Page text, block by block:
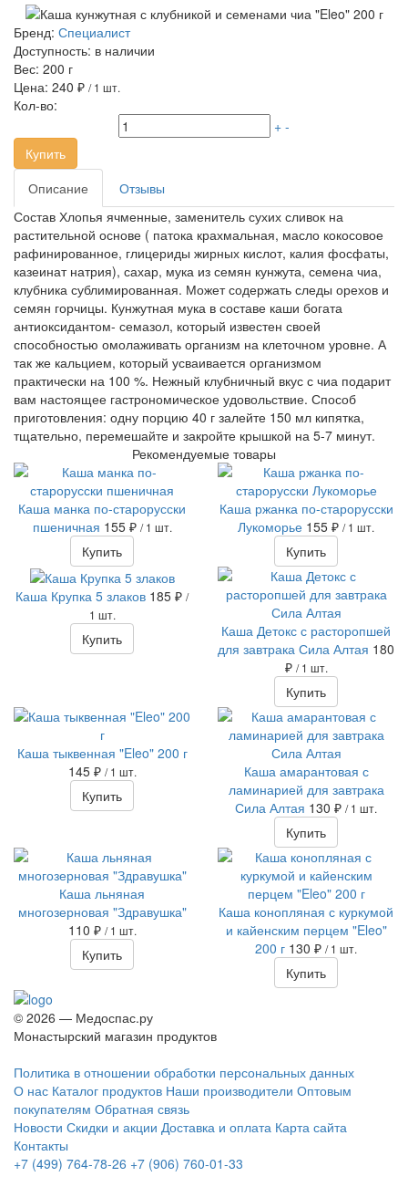
Бренд: Специалист
Доступность: в наличии
Вес: 200 г
Цена: 240 ₽ / 1 шт.
Кол-во:
+ -
Купить
Описание
Отзывы
Состав Хлопья ячменные, заменитель сухих сливок на
растительной основе ( патока крахмальная, масло кокосовое
рафинированное, глицериды жирных кислот, калия фосфаты,
казеинат натрия), сахар, мука из семян кунжута, семена чиа,
клубника сублимированная. Может содержать следы орехов и
семян горчицы. Кунжутная мука в составе каши богата
антиоксидантом- семазол, который известен своей
способностью омолаживать организм на клеточном уровне. А
так же кальцием, который усваивается организмом
практически на 100 %. Нежный клубничный вкус с чиа подарит
вам настоящее гастрономическое удовольствие. Способ
приготовления: одну порцию 40 г залейте 150 мл кипятка,
тщательно, перемешайте и закройте крышкой на 5-7 минут.
Рекомендуемые товары
Каша манка по-старорусски
пшеничная 155 ₽ / 1 шт.
Купить
Каша ржанка по-старорусски
Лукоморье 155 ₽ / 1 шт.
Купить
Каша Крупка 5 злаков 185 ₽ /
1 шт.
Купить
Каша Детокс с расторопшей
для завтрака Сила Алтая 180
₽ / 1 шт.
Купить
Каша тыквенная "Eleo" 200 г
145 ₽ / 1 шт.
Купить
Каша амарантовая с
ламинарией для завтрака
Сила Алтая 130 ₽ / 1 шт.
Купить
Каша льняная
многозерновая "Здравушка"
110 ₽ / 1 шт.
Купить
Каша конопляная с куркумой
и кайенским перцем "Eleo"
200 г 130 ₽ / 1 шт.
Купить
© 2026 — Медоспас.ру
Монастырский магазин продуктов
Политика в отношении обработки персональных данных
О нас Каталог продуктов Наши производители Оптовым
покупателям Обратная связь
Новости Скидки и акции Доставка и оплата Карта сайта
Контакты
+7 (499) 764-78-26 +7 (906) 760-01-33